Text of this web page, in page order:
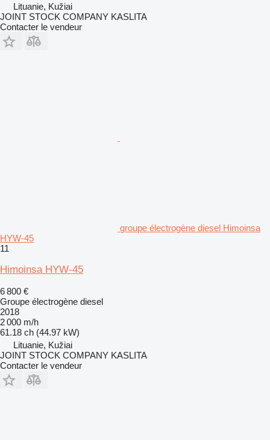
Lituanie, Kužiai
JOINT STOCK COMPANY KASLITA
Contacter le vendeur
groupe électrogène diesel Himoinsa
HYW-45
11
Himoinsa HYW-45
6 800 €
Groupe électrogène diesel
2018
2 000 m/h
61.18 ch (44.97 kW)
Lituanie, Kužiai
JOINT STOCK COMPANY KASLITA
Contacter le vendeur